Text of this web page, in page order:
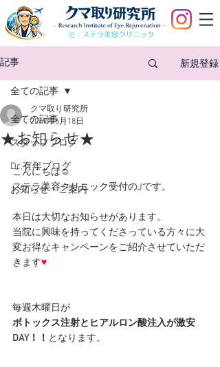
旧：
記事 新規登録
全ての記事
スタッフブログ
Dr.有年ブログ
お知らせ・ご案内
全ての記事
★お知らせ★
クマ取り研究所
2019年6月18日
こんにちは☺
ステラ美容クリニック受付のJです。
本日は大切なお知らせがあります。
当院に興味を持ってくださっている方々に大
変お得なキャンペーンをご紹介させていただ
きます♥
毎週木曜日が
ボトックス注射とヒアルロン酸注入が激安
DAY！！ となります。